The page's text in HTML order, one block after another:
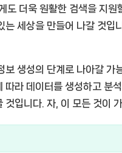
더욱 원활한 검색을 지원
세상을 만들어 나갈 것입
생성의 단계로 나아갈 가
라 데이터를 생성하고 분
입니다. 자, 이 모든 것이